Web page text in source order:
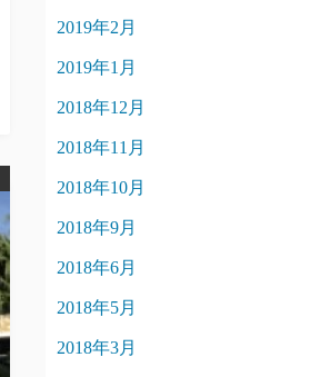
2019年2月
2019年1月
2018年12月
2018年11月
2018年10月
2018年9月
2018年6月
2018年5月
2018年3月